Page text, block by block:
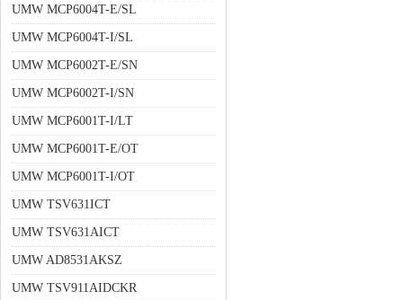
UMW MCP6004T-E/SL
UMW MCP6004T-I/SL
UMW MCP6002T-E/SN
UMW MCP6002T-I/SN
UMW MCP6001T-I/LT
UMW MCP6001T-E/OT
UMW MCP6001T-I/OT
UMW TSV631ICT
UMW TSV631AICT
UMW AD8531AKSZ
UMW TSV911AIDCKR